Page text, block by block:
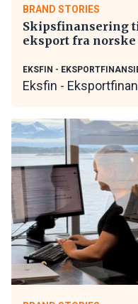
BRAND STORIES
Skipsfinansering
eksport fra
EKSFIN -
Eksfin -